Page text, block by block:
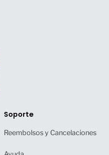
Soporte
Reembolsos y Cancelaciones